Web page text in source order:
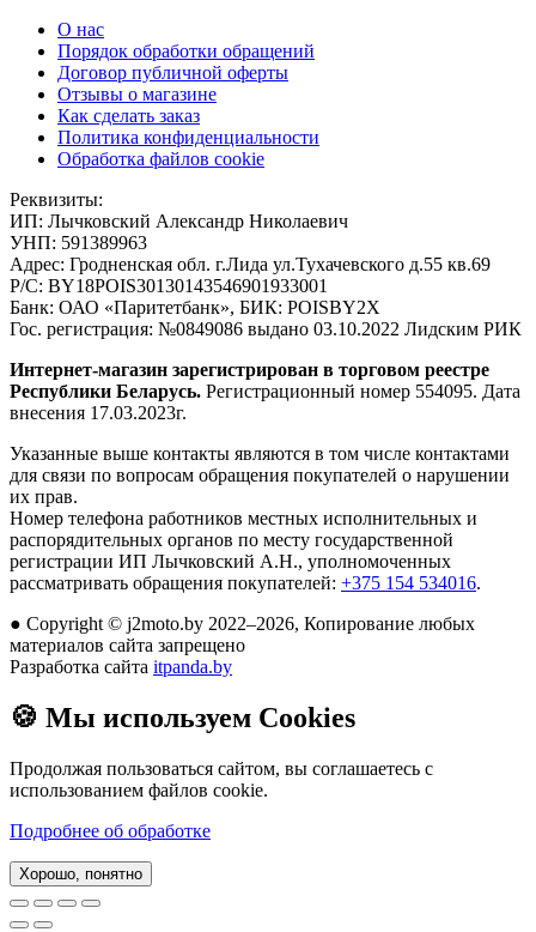
О нас
Порядок обработки обращений
Договор публичной оферты
Отзывы о магазине
Как сделать заказ
Политика конфиденциальности
Обработка файлов cookie
Реквизиты:
ИП: Лычковский Александр Николаевич
УНП: 591389963
Адрес: Гродненская обл. г.Лида ул.Тухачевского д.55 кв.69
Р/С: BY18POIS30130143546901933001
Банк: ОАО «Паритетбанк», БИК: POISBY2X
Гос. регистрация: №0849086 выдано 03.10.2022 Лидским РИК
Интернет-магазин зарегистрирован в торговом реестре
Республики Беларусь. Регистрационный номер 554095. Дата
внесения 17.03.2023г.
Указанные выше контакты являются в том числе контактами
для связи по вопросам обращения покупателей о нарушении
их прав.
Номер телефона работников местных исполнительных и
распорядительных органов по месту государственной
регистрации ИП Лычковский А.Н., уполномоченных
рассматривать обращения покупателей: +375 154 534016.
● Copyright © j2moto.by 2022–2026, Копирование любых
материалов сайта запрещено
Разработка сайта itpanda.by
🍪 Мы используем Cookies
Продолжая пользоваться сайтом, вы соглашаетесь с
использованием файлов cookie.
Подробнее об обработке
Хорошо, понятно